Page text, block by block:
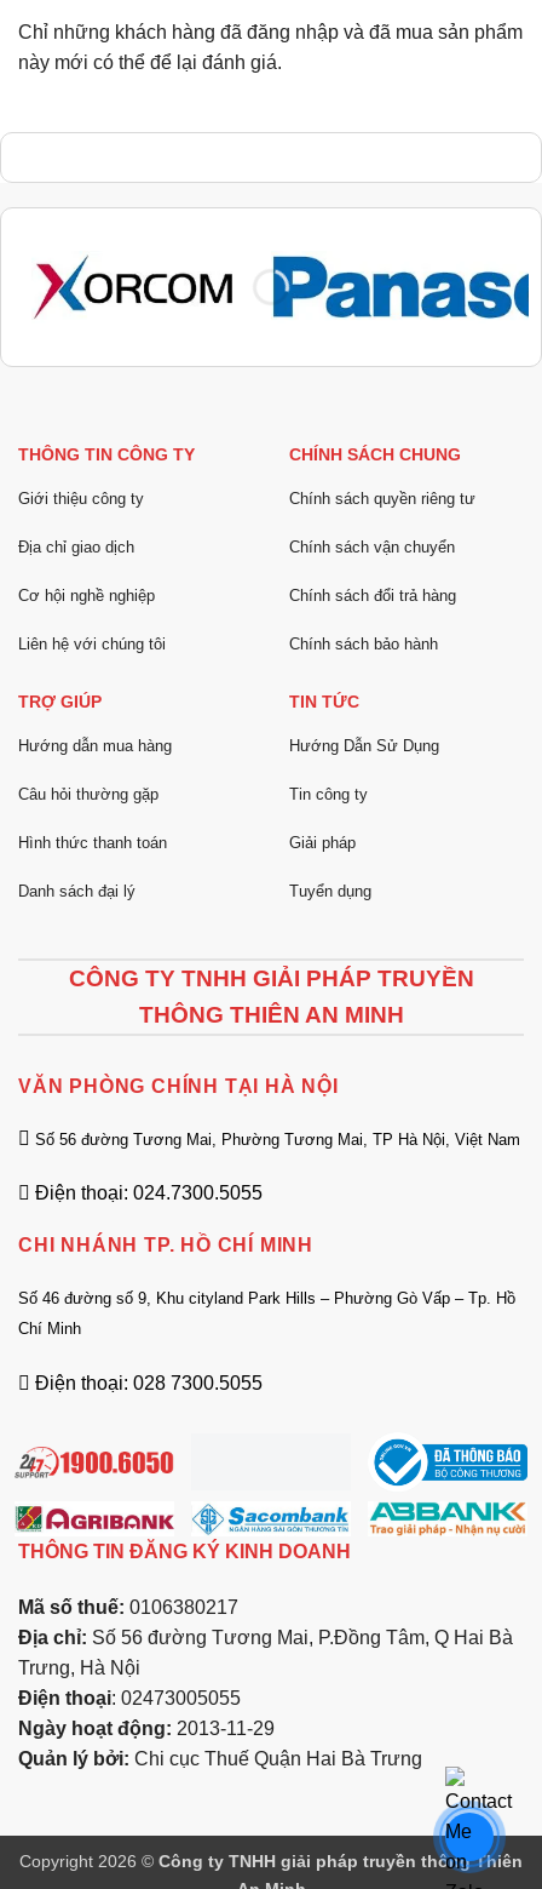
Chỉ những khách hàng đã đăng nhập và đã mua sản phẩm
này mới có thể để lại đánh giá.
THÔNG TIN CÔNG TY
Giới thiệu công ty
Địa chỉ giao dịch
Cơ hội nghề nghiệp
Liên hệ với chúng tôi
CHÍNH SÁCH CHUNG
Chính sách quyền riêng tư
Chính sách vận chuyển
Chính sách đổi trả hàng
Chính sách bảo hành
TRỢ GIÚP
Hướng dẫn mua hàng
Câu hỏi thường gặp
Hình thức thanh toán
Danh sách đại lý
TIN TỨC
Hướng Dẫn Sử Dụng
Tin công ty
Giải pháp
Tuyển dụng
CÔNG TY TNHH GIẢI PHÁP TRUYỀN
THÔNG THIÊN AN MINH
VĂN PHÒNG CHÍNH TẠI HÀ NỘI
Số 56 đường Tương Mai, Phường Tương Mai, TP Hà Nội, Việt Nam
Điện thoại: 024.7300.5055
CHI NHÁNH TP. HỒ CHÍ MINH
Số 46 đường số 9, Khu cityland Park Hills – Phường Gò Vấp – Tp. Hồ
Chí Minh
Điện thoại: 028 7300.5055
THÔNG TIN ĐĂNG KÝ KINH DOANH
Mã số thuế: 0106380217
Địa chỉ: Số 56 đường Tương Mai, P.Đồng Tâm, Q Hai Bà
Trưng, Hà Nội
Điện thoại: 02473005055
Ngày hoạt động: 2013-11-29
Quản lý bởi: Chi cục Thuế Quận Hai Bà Trưng
Copyright 2026 © Công ty TNHH giải pháp truyền thông Thiên